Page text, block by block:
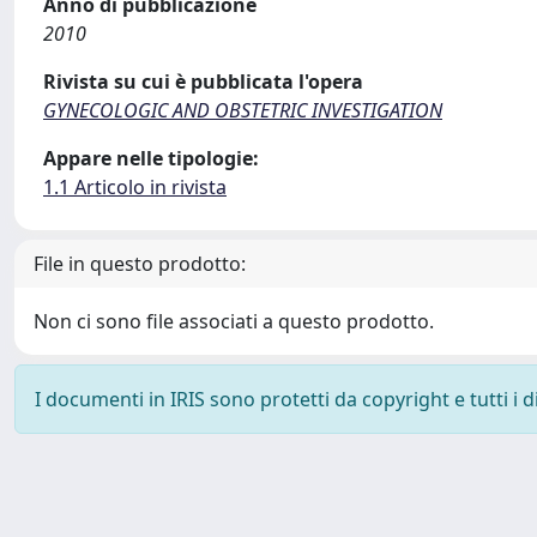
2010
Rivista su cui è pubblicata l'opera
GYNECOLOGIC AND OBSTETRIC INVESTIGATION
Appare nelle tipologie:
1.1 Articolo in rivista
File in questo prodotto:
Non ci sono file associati a questo prodotto.
I documenti in IRIS sono protetti da copyright e tutti i